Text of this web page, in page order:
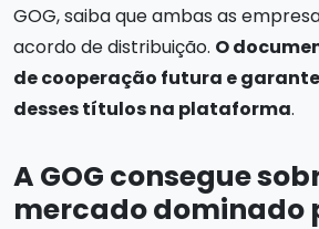
GOG, saiba que ambas as
acordo de distribuição. O
de cooperação futura e
desses títulos na plataforma.
A GOG consegue
mercado dominado